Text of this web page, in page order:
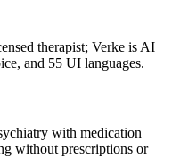
therapist; Verke is AI
and 55 UI languages.
with medication
without prescriptions or